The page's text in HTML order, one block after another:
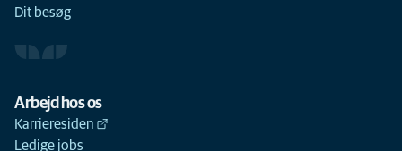
Dit besøg
Arbejd hos os
Karrieresiden
Ledige jobs